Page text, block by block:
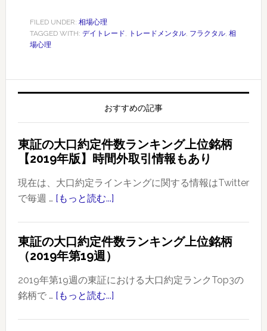
FILED UNDER: 相場心理
TAGGED WITH: デイトレード, トレードメンタル, フラクタル, 相
場心理
おすすめの記事
東証の大口約定件数ランキング上位銘柄
【2019年版】時間外取引情報もあり
現在は、大口約定ラインキングに関する情報はTwitter
で毎週 … [もっと読む...]
の
口
件
東証の大口約定件数ランキング上位銘柄
（2019年第19週）
2019年第19週の東証における大口約定ランクTop3の
銘柄で … [もっと読む...]